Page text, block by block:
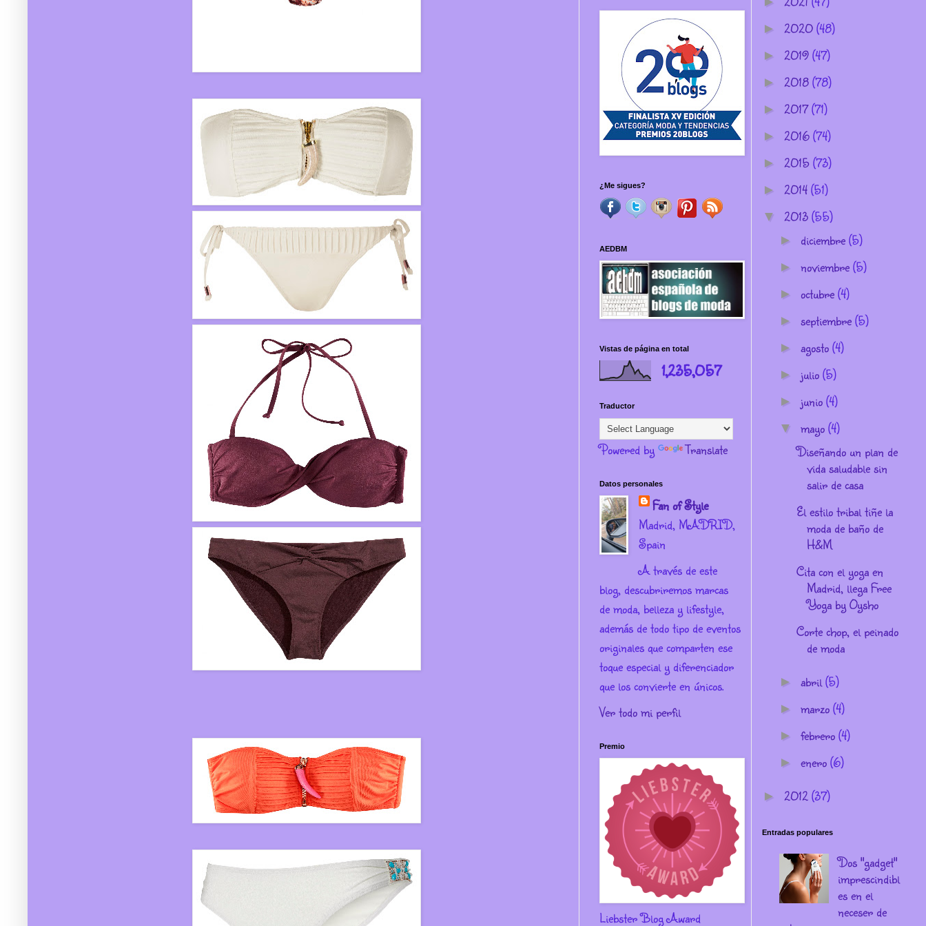
¿Me sigues?
AEDBM
Vistas de página en total
1,235,057
Traductor
Powered by Translate
Datos personales
Fan of Style
Madrid, MADRID,
Spain
A través de este
blog, descubriremos marcas
de moda, belleza y lifestyle,
además de todo tipo de eventos
originales que comparten ese
toque especial y diferenciador
que los convierte en únicos.
Ver todo mi perfil
Premio
Liebster Blog Award
► 2020(48)
► 2019(47)
► 2018(78)
► 2017(71)
► 2016(74)
► 2015(73)
► 2014(51)
▼ 2013(55)
► diciembre(5)
► noviembre(5)
► octubre(4)
► septiembre(5)
► agosto(4)
► julio(5)
► junio(4)
▼ mayo(4)
Diseñando un plan de
vida saludable sin
salir de casa
El estilo tribal tiñe la
moda de baño de
H&M
Cita con el yoga en
Madrid, llega Free
Yoga by Oysho
Corte chop, el peinado
de moda
► abril(5)
► marzo(4)
► febrero(4)
► enero(6)
► 2012(37)
Entradas populares
Dos "gadget"
imprescindibl
es en el
neceser de